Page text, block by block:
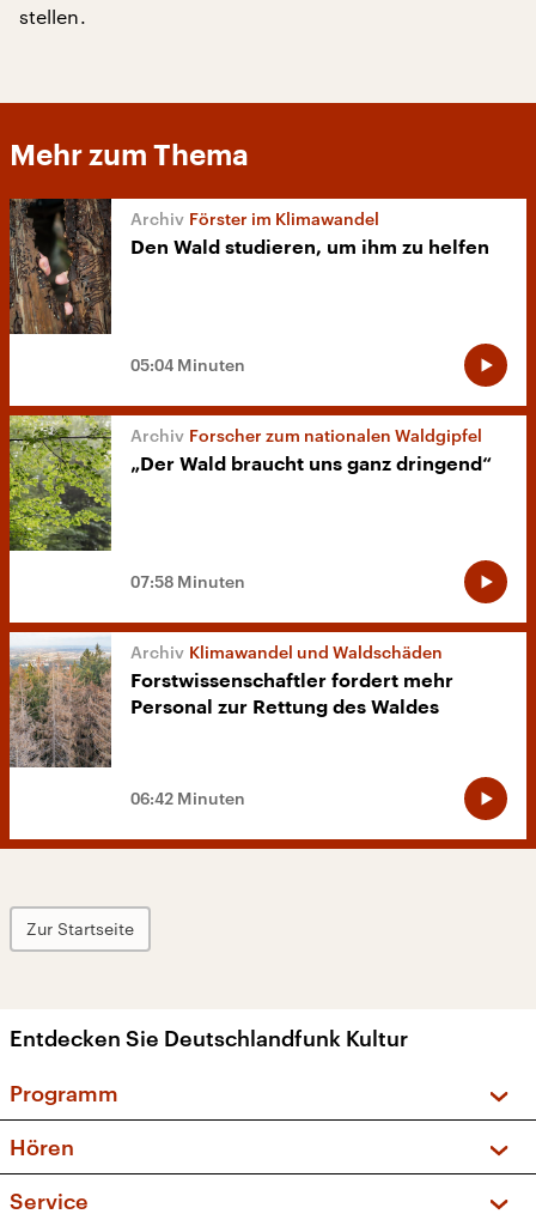
stellen.
Mehr zum Thema
Förster im Klimawandel
Den Wald studieren, um ihm zu helfen
05:04 Minuten
Forscher zum nationalen Waldgipfel
„Der Wald braucht uns ganz dringend“
07:58 Minuten
Klimawandel und Waldschäden
Forstwissenschaftler fordert mehr
Personal zur Rettung des Waldes
06:42 Minuten
Zur Startseite
Entdecken Sie Deutschlandfunk Kultur
Programm
Sendungen und Podcasts
Hören
Service